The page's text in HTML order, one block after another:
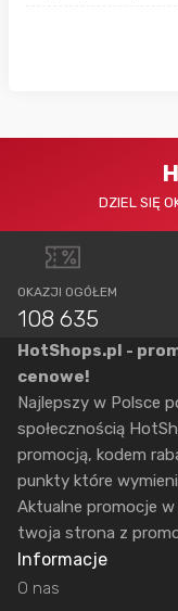
DZIEL SIĘ
OKAZJI OGÓŁEM
108 635
HotShops.pl -
cenowe!
Najlepszy w Polsce
społecznością
promocją, kodem
punkty które
Aktualne promocje
twoja strona z
Informacje
O nas